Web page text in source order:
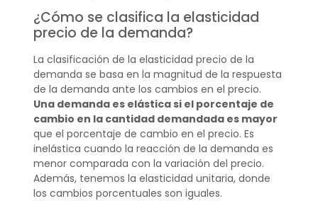
¿Cómo se clasifica la elasticidad
precio de la demanda?
La clasificación de la elasticidad precio de la
demanda se basa en la magnitud de la respuesta
de la demanda ante los cambios en el precio.
Una demanda es elástica si el porcentaje de
cambio en la cantidad demandada es mayor
que el porcentaje de cambio en el precio. Es
inelástica cuando la reacción de la demanda es
menor comparada con la variación del precio.
Además, tenemos la elasticidad unitaria, donde
los cambios porcentuales son iguales.